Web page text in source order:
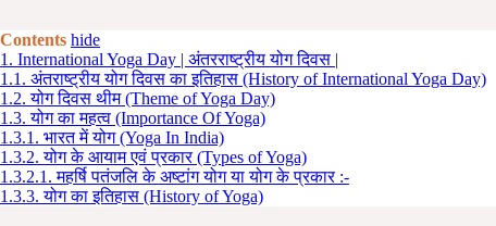
Contents hide
1. International Yoga Day | अंतरराष्ट्रीय योग दिवस |
1.1. अंतराष्ट्रीय योग दिवस का इतिहास (History of International Yoga Day)
1.2. योग दिवस थीम (Theme of Yoga Day)
1.3. योग का महत्व (Importance Of Yoga)
1.3.1. भारत में योग (Yoga In India)
1.3.2. योग के आयाम एवं प्रकार (Types of Yoga)
1.3.2.1. महर्षि पतंजलि के अष्टांग योग या योग के प्रकार :-
1.3.3. योग का इतिहास (History of Yoga)